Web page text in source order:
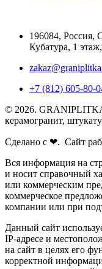
196084, Россия,
Кубатура, 1
+7 (812) 605-80-
© 2026.
керамогранит,
Сделано с ❤. Сайт
Вся информация на
и носит справочный
или коммерческим
коммерческое
компании или при
Данный сайт
IP-адресе и
на сайт в целях его
корректной